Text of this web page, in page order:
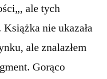
ale tych
nie ukazała
ale znalazłem
Gorąco